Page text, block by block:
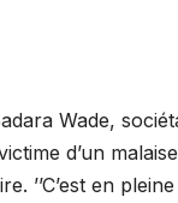
Wade,
d’un
’’C’est en